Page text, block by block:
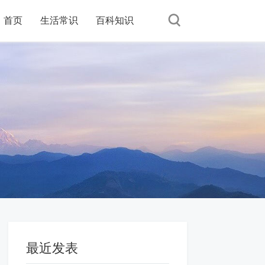
首页 生活常识 百科知识
首页 生活常识 百科知识
最近发表